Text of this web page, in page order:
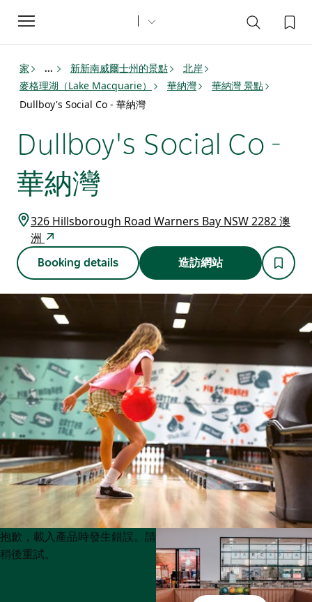
Toggle
navigation
家 ... 新新南威爾士州的景點
北岸
麥格理湖（Lake Macquarie）
華納灣
華納灣 景點
Dullboy's Social Co - 華納灣
Dullboy's Social Co -
華納灣
326 Hillsborough Road Warners Bay NSW 2282 澳
洲
Booking details 造訪網站
Product
List
Product
List
抱歉，載入產品時發生錯誤。請
稍後重試。